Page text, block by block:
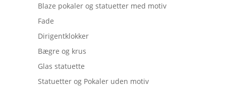
Blaze pokaler og statuetter med motiv
Fade
Dirigentklokker
Bægre og krus
Glas statuette
Statuetter og Pokaler uden motiv